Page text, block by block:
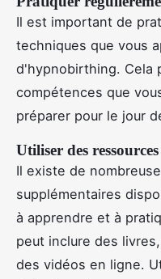
Il est important de
techniques que vous
d'hypnobirthing. Cela
compétences que
préparer pour le jour
Utiliser des
Il existe de
supplémentaires
à apprendre et à
peut inclure des
des vidéos en ligne.